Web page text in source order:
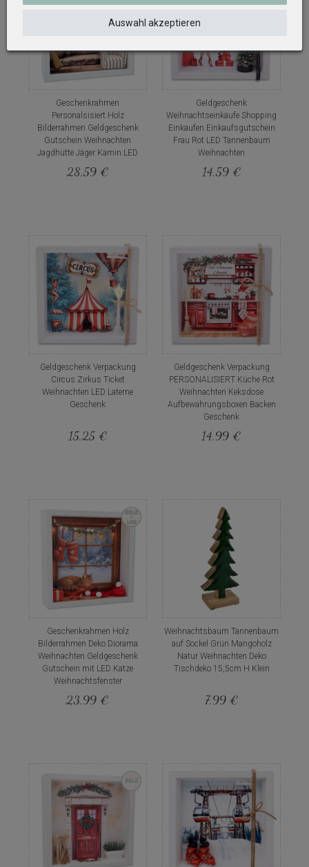
Geschenkrahmen
Personalsisiert Holz
Bilderrahmen Geldgeschenk
Gutschein Weihnachten
Jagdhütte Jäger Kamin LED
28,59 €
Geldgeschenk
Weihnachtseinkäufe Shopping
Einkaufen Einkaufsgutschein
Frau Rot LED Tannenbaum
Weihnachten
14,59 €
Geldgeschenk Verpackung
Circus Zirkus Ticket
Weihnachten LED Laterne
Geschenk
15,25 €
Geldgeschenk Verpackung
PERSONALISIERT Küche Rot
Weihnachten Keksdose
Aufbewahrungsboxen Backen
Geschenk
14,99 €
Geschenkrahmen Holz
Bilderrahmen Deko Diorama
Weihnachten Geldgeschenk
Gutschein mit LED Katze
Weihnachtsfenster
23,99 €
Weihnachtsbaum Tannenbaum
auf Sockel Grün Mangoholz
Natur Weihnachten Deko
Tischdeko 15,5cm H Klein
7,99 €
Auswahl akzeptieren